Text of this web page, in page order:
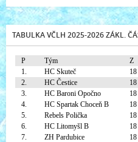
TABULKA VČLH 2025-2026 ZÁKL.
P Tým Z
1.
HC Skuteč 18
2.
HC Čestice 18
3.
HC Baroni Opočno 18
4.
HC Spartak Choceň B 18
5.
Rebels Polička 18
6.
HC Litomyšl B 18
7.
ZH Pardubice 18